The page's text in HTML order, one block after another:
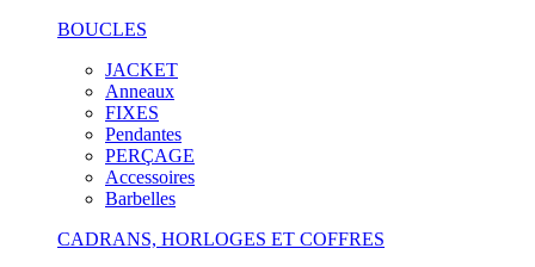
BOUCLES
JACKET
Anneaux
FIXES
Pendantes
PERÇAGE
Accessoires
Barbelles
CADRANS, HORLOGES ET COFFRES